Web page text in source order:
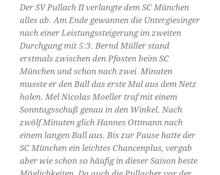
Der SV Pullach II verlangte dem SC München
alles ab. Am Ende gewannen die Untergiesinger
nach einer Leistungssteigerung im zweiten
Durchgang mit 5:3. Bernd Müller stand
erstmals zwischen den Pfosten beim SC
München und schon nach zwei Minuten
musste er den Ball das erste Mal aus dem Netz
holen. Mel Nicolas Moeller traf mit einem
Sonntagsschuß genau in den Winkel. Nach
zwölf Minuten glich Hannes Ottmann nach
einem langen Ball aus. Bis zur Pause hatte der
SC München ein leichtes Chancenplus, vergab
aber wie schon so häufig in dieser Saison beste